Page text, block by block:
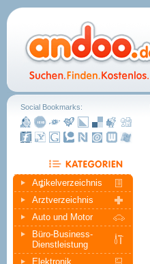
Social Bookmarks:
Artikelverzeichnis
Arztverzeichnis
Auto und Motor
Büro-Business-
Dienstleistung
Elektronik